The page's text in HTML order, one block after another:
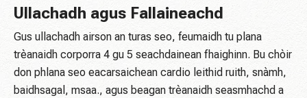
Ullachadh agus Fallaineachd
Gus ullachadh airson an turas seo, feumaidh tu plana
trèanaidh corporra 4 gu 5 seachdainean fhaighinn. Bu chòir
don phlana seo eacarsaichean cardio leithid ruith, snàmh,
baidhsagal, msaa., agus beagan trèanaidh seasmhachd a